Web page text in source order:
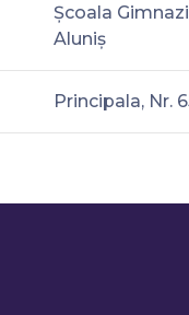
Școala
Aluniș
Principala, Nr.